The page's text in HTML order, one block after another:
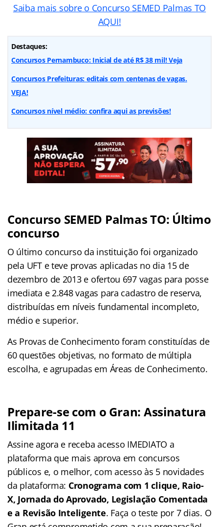
Saiba mais sobre o Concurso SEMED Palmas TO
AQUI!
Destaques:
Concursos Pernambuco: Inicial de até R$ 38 mil! Veja
Concursos Prefeituras: editais com centenas de vagas.
VEJA!
Concursos nível médio: confira aqui as previsões!
Concurso SEMED Palmas TO: Último
concurso
O último concurso da instituição foi organizado
pela UFT e teve provas aplicadas no dia 15 de
dezembro de 2013 e ofertou 697 vagas para posse
imediata e 2.848 vagas para cadastro de reserva,
distribuídas em níveis fundamental incompleto,
médio e superior.
As Provas de Conhecimento foram constituídas de
60 questões objetivas, no formato de múltipla
escolha, e agrupadas em Áreas de Conhecimento.
Prepare-se com o Gran: Assinatura
Ilimitada 11
Assine agora e receba acesso IMEDIATO a
plataforma que mais aprova em concursos
públicos e, o melhor, com acesso às 5 novidades
da plataforma: Cronograma com 1 clique, Raio-
X, Jornada do Aprovado, Legislação Comentada
e a Revisão Inteligente. Faça o teste por 7 dias. O